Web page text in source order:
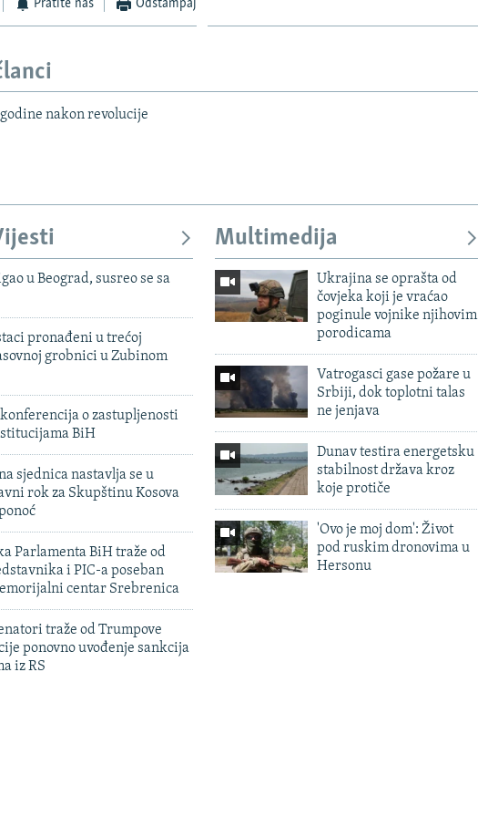
h
n
j
Pratite nas Odštampaj
nakon revolucije
u Beograd, susreo se sa
pronađeni u trećoj
grobnici u Zubinom
o zastupljenosti
BiH
sjednica nastavlja se u
rok za Skupštinu Kosova
Parlamenta BiH traže od
i PIC-a poseban
centar Srebrenica
traže od Trumpove
ponovno uvođenje sankcija
iz RS
Multimedija
Ukrajina se oprašta od
čovjeka koji je vraćao
poginule vojnike njihovim
porodicama
Vatrogasci gase požare u
Srbiji, dok toplotni talas
ne jenjava
Dunav testira energetsku
stabilnost država kroz
koje protiče
'Ovo je moj dom': Život
pod ruskim dronovima u
Hersonu